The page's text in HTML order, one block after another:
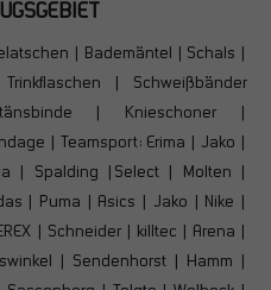
| Bademäntel | Schals |
| Schweißbänder
| Knieschoner |
| Teamsport: Erima | Jako |
| Spalding |Select | Molten |
| Puma | Asics | Jako | Nike |
| Schneider | killtec | Arena |
| Sendenhorst | Hamm |